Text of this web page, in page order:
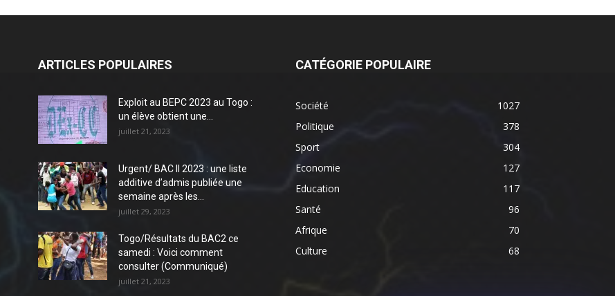
ARTICLES POPULAIRES
Exploit au BEPC 2023 au Togo :
un élève obtient une...
juillet 21, 2023
Urgent/ BAC II 2023 : une liste
additive d’admis publiée une
semaine après les...
juillet 29, 2023
Togo/Résultats du BAC2 ce
samedi : Voici comment
consulter (Communiqué)
juillet 21, 2023
CATÉGORIE POPULAIRE
Société
1027
Politique
378
Sport
304
Economie
127
Education
117
Santé
96
Afrique
70
Culture
68